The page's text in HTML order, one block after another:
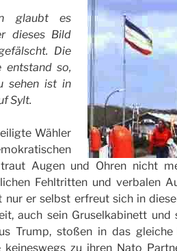
glaubt es
dieses Bild
Die
entstand so,
sehen ist in
Sylt.
Wähler
Augen und Ohren nicht
Fehltritten und verbalen
nur er selbst erfreut sich in
auch sein Gruselkabinett und
Trump, stoßen in das gleiche
keineswegs zu ihren Nato